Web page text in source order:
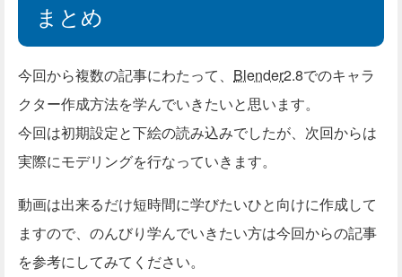
まとめ
今回から複数の記事にわたって、 Blender2.8でのキャラ
クター作成方法を学んでいきたいと思います。
今回は初期設定と下絵の読み込みでしたが、次回からは
実際にモデリングを行なっていきます。
動画は出来るだけ短時間に学びたいひと向けに作成して
ますので、のんびり学んでいきたい方は今回からの記事
を参考にしてみてください。